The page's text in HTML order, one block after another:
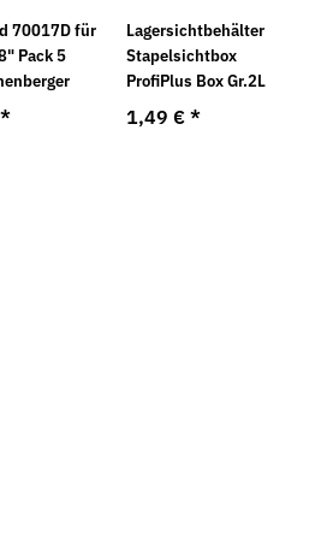
70017D für
Pack 5
*
Lagersichtbehälter
Stapelsichtbox
ProfiPlus Box Gr.2L
1,49 €*